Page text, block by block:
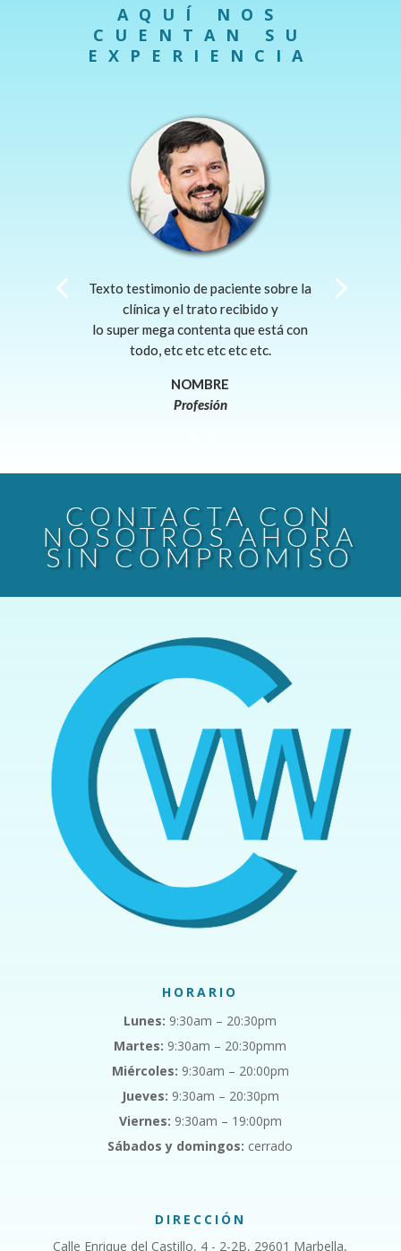
AQUÍ NOS
CUENTAN SU
EXPERIENCIA
Texto testimonio de paciente sobre la
clínica y el trato recibido y
lo super mega contenta que está con
todo, etc etc etc etc etc.
NOMBRE
Profesión
CONTACTA CON
NOSOTROS AHORA
SIN COMPROMISO
HORARIO
Lunes: 9:30am – 20:30pm
Martes: 9:30am – 20:30pmm
Miércoles: 9:30am – 20:00pm
Jueves: 9:30am – 20:30pm
Viernes: 9:30am – 19:00pm
Sábados y domingos: cerrado
DIRECCIÓN
Calle Enrique del Castillo, 4 - 2-2B, 29601 Marbella,